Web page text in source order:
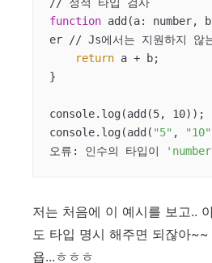
function add(a: number,
er // Js에서는 지원하지 않
return a + b;
}
console.log(add(5,
console.log(add( "5" , "10"
오류: 인수의 타입이
저는 처음에 이 예시를 보고..
도 타입 명시 해주면 되잖아
욥...ㅎㅎㅎ